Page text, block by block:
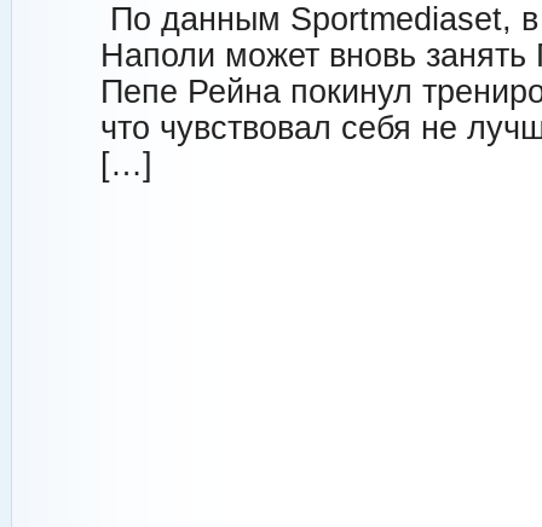
По данным Sportmediaset,
Наполи может вновь
Пепе Рейна покинул
что чувствовал себя не
[…]